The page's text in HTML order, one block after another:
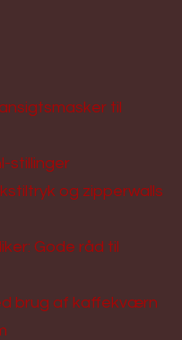
til
stillinger
og zipperwalls
Gode råd til
brug af kaffekværn